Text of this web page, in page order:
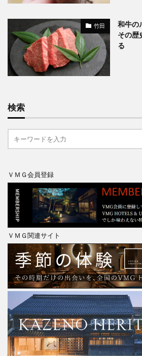
竹田
和牛の
その歴
る
検索
ＶＭＧ会員登録
ＶＭＧ関連サイト